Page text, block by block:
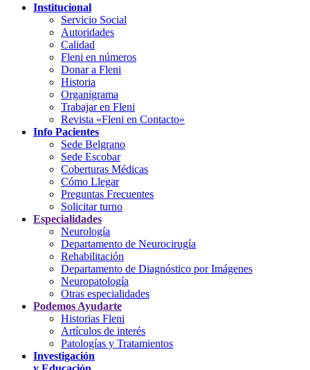
Institucional
Servicio Social
Autoridades
Calidad
Fleni en números
Donar a Fleni
Historia
Organigrama
Trabajar en Fleni
Revista «Fleni en Contacto»
Info Pacientes
Sede Belgrano
Sede Escobar
Coberturas Médicas
Cómo Llegar
Preguntas Frecuentes
Solicitar turno
Especialidades
Neurología
Departamento de Neurocirugía
Rehabilitación
Departamento de Diagnóstico por Imágenes
Neuropatología
Otras especialidades
Podemos Ayudarte
Historias Fleni
Artículos de interés
Patologías y Tratamientos
Investigación